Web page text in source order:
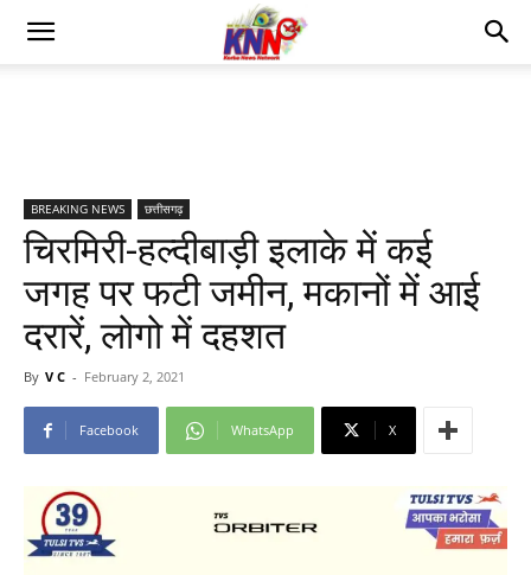
BREAKING NEWS छत्तीसगढ़
चिरमिरी-हल्दीबाड़ी इलाके में कई
जगह पर फटी जमीन, मकानों में आई
दरारें, लोगो में दहशत
By V C - February 2, 2021
Facebook WhatsApp X